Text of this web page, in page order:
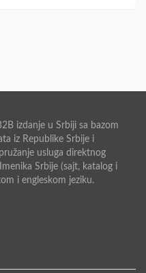
izdanje u Srbiji sa bazom
iz Republike Srbije i
usluga direktnog
Srbije (sajt, katalog i
i engleskom jeziku.